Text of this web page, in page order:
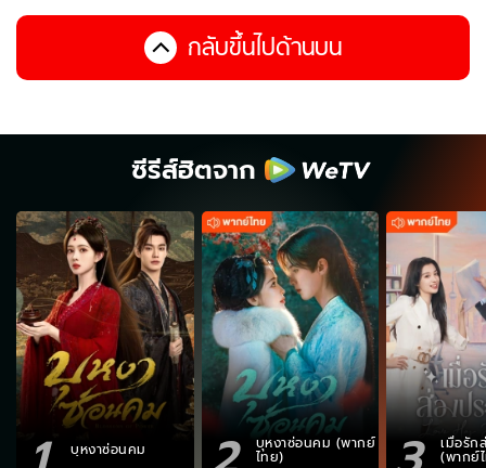
กลับขึ้นไปด้านบน
ซีรีส์ฮิตจาก
บุหงาซ่อนคม บุหงาซ่อนคม (พากย์
ไทย)
เมื่อรัก
(พากย์